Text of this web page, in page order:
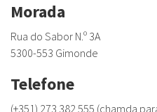
Morada
Rua do Sabor N.º 3A
5300-553 Gimonde
Telefone
(+351) 273 382 555 (chamda